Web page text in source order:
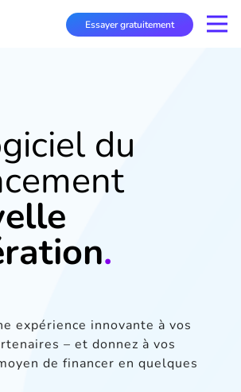
Essayer gratuitement
du
.
expérience innovante à vos
– et donnez à vos
de financer en quelques